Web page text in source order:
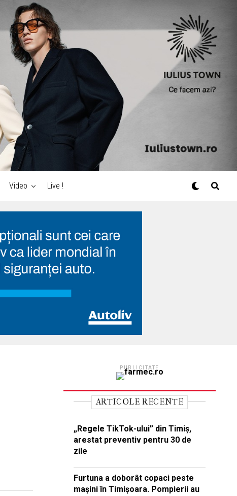
Video Live !
PUBLICITATE
ARTICOLE RECENTE
„Regele TikTok-ului” din Timiș,
arestat preventiv pentru 30 de
zile
Furtuna a doborât copaci peste
mașini în Timișoara. Pompierii au